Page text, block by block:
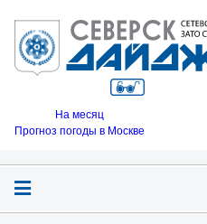
На месяц
Прогноз погоды в Москве